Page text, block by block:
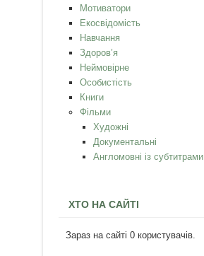
Мотиватори
Екосвідомість
Навчання
Здоров’я
Неймовірне
Особистість
Книги
Фільми
Художні
Документальні
Англомовні із субтитрами
ХТО НА САЙТІ
Зараз на сайті 0 користувачів.